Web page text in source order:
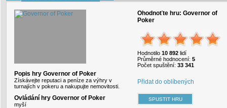
Popis hry Governor of Poker
Získávejte reputaci a peníze za výhry v
turnajích v pokeru a nakupujte nemovitosti.
Ovládání hry Governor of Poker
myší
Ohodnoťte hru: Governor of
Poker
Hodnotilo 10 892 lidí
Průměrné hodnocení: 5
Počet spuštění: 33 341
Přidat do oblíbených